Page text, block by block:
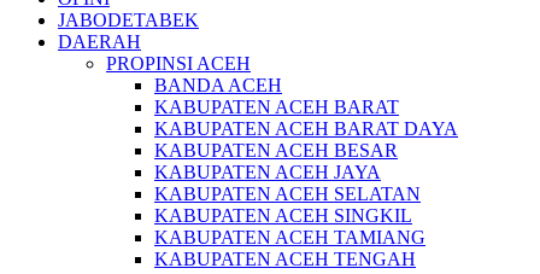
JABODETABEK
DAERAH
PROPINSI ACEH
BANDA ACEH
KABUPATEN ACEH BARAT
KABUPATEN ACEH BARAT DAYA
KABUPATEN ACEH BESAR
KABUPATEN ACEH JAYA
KABUPATEN ACEH SELATAN
KABUPATEN ACEH SINGKIL
KABUPATEN ACEH TAMIANG
KABUPATEN ACEH TENGAH